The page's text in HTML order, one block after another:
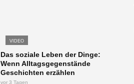
VIDEO
Das soziale Leben der Dinge:
Wenn Alltagsgegenstände
Geschichten erzählen
vor 3 Tagen